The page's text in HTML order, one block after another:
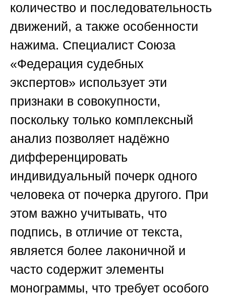
количество и последовательность
движений, а также особенности
нажима. Специалист Союза
«Федерация судебных
экспертов» использует эти
признаки в совокупности,
поскольку только комплексный
анализ позволяет надёжно
дифференцировать
индивидуальный почерк одного
человека от почерка другого. При
этом важно учитывать, что
подпись, в отличие от текста,
является более лаконичной и
часто содержит элементы
монограммы, что требует особого